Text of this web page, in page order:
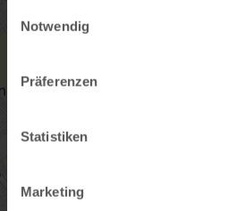
Notwendig
Präferenzen
Statistiken
Marketing